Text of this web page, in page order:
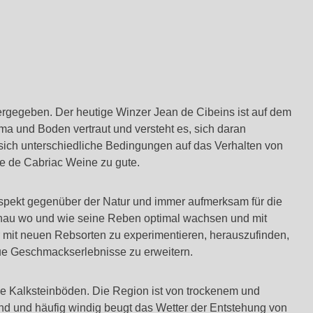
Der heutige Winzer Jean de Cibeins ist auf dem
und Boden vertraut und versteht es, sich daran
unterschiedliche Bedingungen auf das Verhalten von
de Cabriac Weine zu gute.
gegenüber der Natur und immer aufmerksam für die
wo und wie seine Reben optimal wachsen und mit
neuen Rebsorten zu experimentieren, herauszufinden,
Geschmackserlebnisse zu erweitern.
Kalksteinböden. Die Region ist von trockenem und
und häufig windig beugt das Wetter der Entstehung von